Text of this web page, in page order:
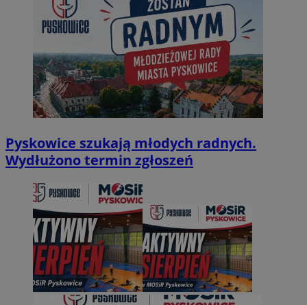
Pyskowice szukają młodych radnych.
Wydłużono termin zgłoszeń